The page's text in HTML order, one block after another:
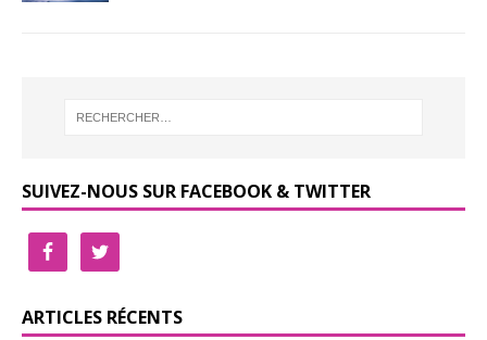
SUIVEZ-NOUS SUR FACEBOOK & TWITTER
ARTICLES RÉCENTS